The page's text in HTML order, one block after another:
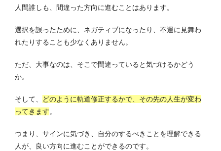
人間誰しも、間違った方向に進むことはあります。
選択を誤ったために、ネガティブになったり、不運に見舞わ
れたりすることも少なくありません。
ただ、大事なのは、そこで間違っていると気づけるかどう
か。
そして、
どのように軌道修正するかで、その先の人生が変わ
ってきます。
つまり、サインに気づき、自分のするべきことを理解できる
人が、良い方向に進むことができるのです。